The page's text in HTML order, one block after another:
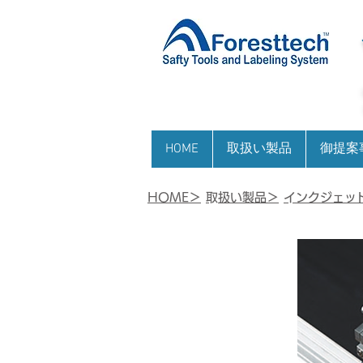
HOME 取扱い製品 御提案
HOME＞ ​取扱い製品＞ インクジェッ